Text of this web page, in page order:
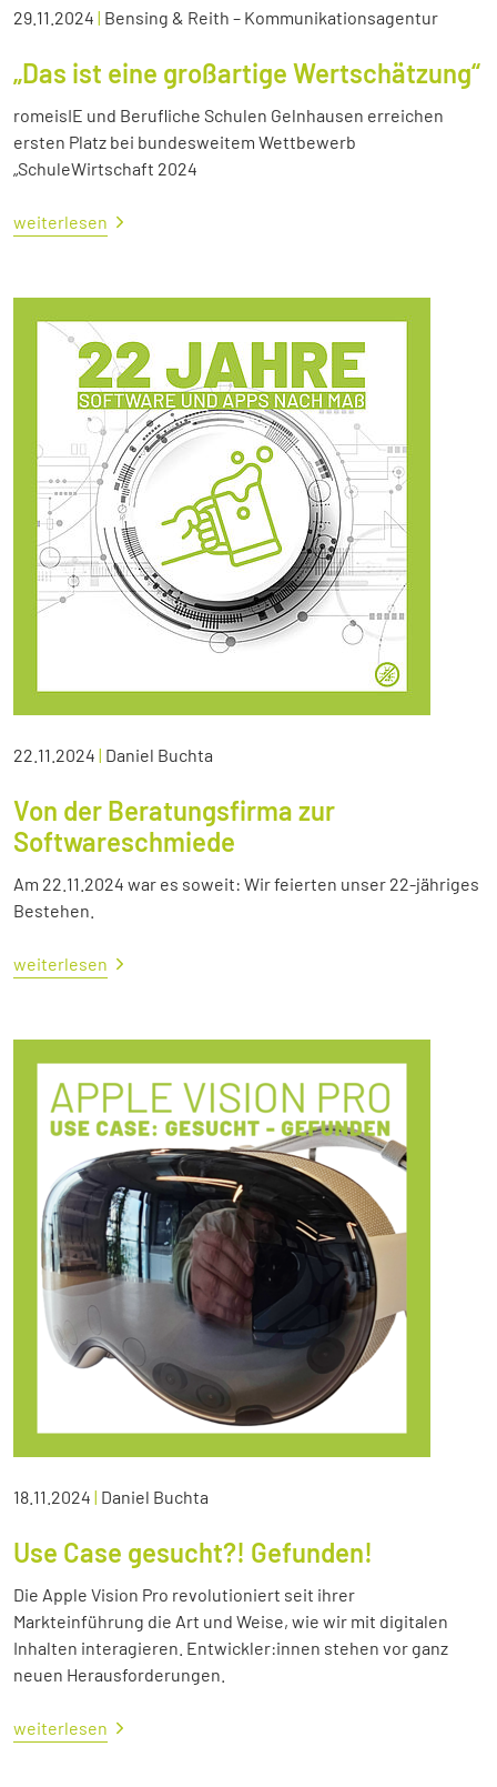
29.11.2024 | Bensing & Reith – Kommunikationsagentur
„Das ist eine großartige Wertschätzung“
romeisIE und Berufliche Schulen Gelnhausen erreichen
ersten Platz bei bundesweitem Wettbewerb
„SchuleWirtschaft 2024
weiterlesen
22.11.2024 | Daniel Buchta
Von der Beratungsfirma zur
Softwareschmiede
Am 22.11.2024 war es soweit: Wir feierten unser 22-jähriges
Bestehen.
weiterlesen
18.11.2024 | Daniel Buchta
Use Case gesucht?! Gefunden!
Die Apple Vision Pro revolutioniert seit ihrer
Markteinführung die Art und Weise, wie wir mit digitalen
Inhalten interagieren. Entwickler:innen stehen vor ganz
neuen Herausforderungen.
weiterlesen